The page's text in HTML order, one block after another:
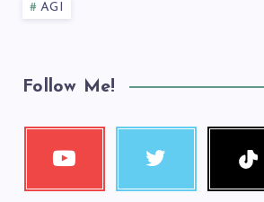
AGI
Follow Me!